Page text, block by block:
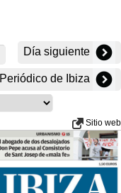
Día siguiente
Periódico de Ibiza
Sitio web